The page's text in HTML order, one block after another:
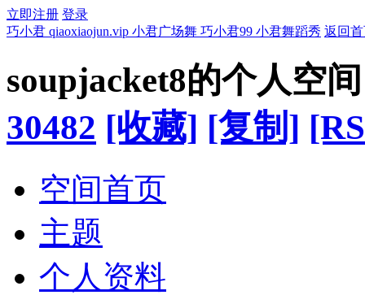
立即注册 登录
巧小君 qiaoxiaojun.vip 小君广场舞 巧小君99 小君舞蹈秀 返回
soupjacket8的个人空间
30482 [收藏] [复制]
空间首页
主题
个人资料